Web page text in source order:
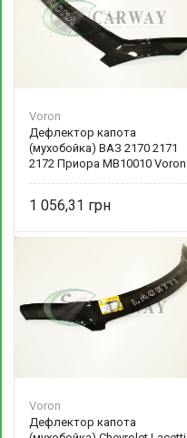
Voron
Дефлектор капота
(мухобойка) ВАЗ 2170 2171
2172 Приора МВ10010 Voron
1 056,31
Voron
Дефлектор капота